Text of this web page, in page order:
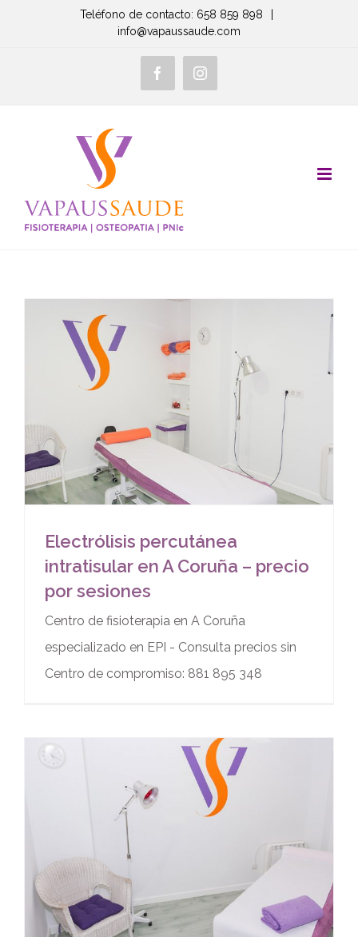
Teléfono de contacto: 658 859 898
info@vapaussaude.com
FacebookInstagram
Electrólisis percutánea
intratisular en A Coruña – precio
por sesiones
Centro de fisioterapia en A Coruña
especializado en EPI - Consulta precios sin
Centro de compromiso: 881 895 348